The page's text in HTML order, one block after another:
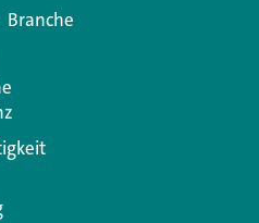
Adresse wird nicht
Branche